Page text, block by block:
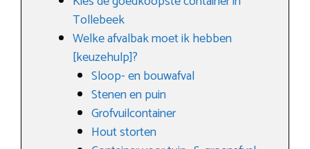
Tollebeek
Welke afvalbak moet ik hebben
[keuzehulp]?
Sloop- en bouwafval
Stenen en puin
Grofvuilcontainer
Hout storten